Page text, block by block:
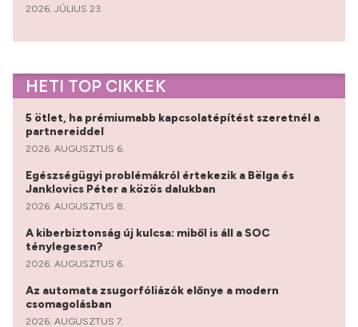
2026. JÚLIUS 23.
HETI TOP CIKKEK
5 ötlet, ha prémiumabb kapcsolatépítést szeretnél a
partnereiddel
2026. AUGUSZTUS 6.
Egészségügyi problémákról értekezik a Bëlga és
Janklovics Péter a közös dalukban
2026. AUGUSZTUS 8.
A kiberbiztonság új kulcsa: miből is áll a SOC
ténylegesen?
2026. AUGUSZTUS 6.
Az automata zsugorfóliázók előnye a modern
csomagolásban
2026. AUGUSZTUS 7.